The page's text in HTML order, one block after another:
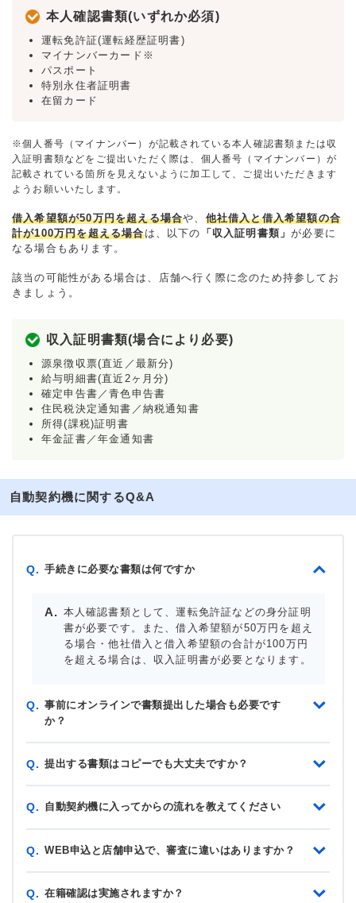
本人確認書類(いずれか必須)
運転免許証(運転経歴証明書)
マイナンバーカード※
パスポート
特別永住者証明書
在留カード
※個人番号（マイナンバー）が記載されている本人確認書類または収
入証明書類などをご提出いただく際は、個人番号（マイナンバー）が
記載されている箇所を見えないように加工して、ご提出いただきます
ようお願いいたします。
借入希望額が50万円を超える場合や、 他社借入と借入希望額の合
計が100万円を超える場合は、以下の 「収入証明書類」が必要に
なる場合もあります。
該当の可能性がある場合は、店舗へ行く際に念のため持参してお
きましょう。
収入証明書類(場合により必要)
源泉徴収票(直近／最新分)
給与明細書(直近2ヶ月分)
確定申告書／青色申告書
住民税決定通知書／納税通知書
所得(課税)証明書
年金証書／年金通知書
自動契約機に関するQ&A
Q. 手続きに必要な書類は何ですか
本人確認書類として、運転免許証などの身分証明
書が必要です。また、借入希望額が50万円を超え
る場合・他社借入と借入希望額の合計が100万円
を超える場合は、収入証明書が必要となります。
Q. 事前にオンラインで書類提出した場合も必要です
か？
Q. 提出する書類はコピーでも大丈夫ですか？
Q. 自動契約機に入ってからの流れを教えてください
Q. WEB申込と店舗申込で、審査に違いはありますか？
Q. 在籍確認は実施されますか？